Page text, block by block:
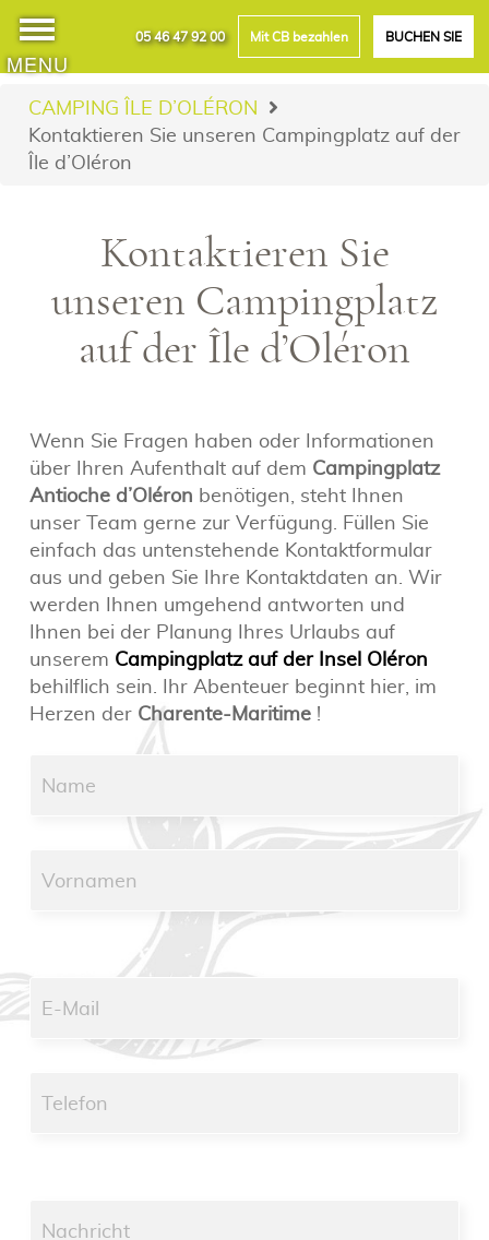
MENU
05 46 47 92 00 Mit CB bezahlen BUCHEN SIE
CAMPING ÎLE D’OLÉRON
Kontaktieren Sie unseren Campingplatz auf der
Île d’Oléron
Kontaktieren Sie
unseren Campingplatz
auf der Île d’Oléron
Wenn Sie Fragen haben oder Informationen
über Ihren Aufenthalt auf dem Campingplatz
Antioche d’Oléron benötigen, steht Ihnen
unser Team gerne zur Verfügung. Füllen Sie
einfach das untenstehende Kontaktformular
aus und geben Sie Ihre Kontaktdaten an. Wir
werden Ihnen umgehend antworten und
Ihnen bei der Planung Ihres Urlaubs auf
unserem Campingplatz auf der Insel Oléron
behilflich sein. Ihr Abenteuer beginnt hier, im
Herzen der Charente-Maritime!